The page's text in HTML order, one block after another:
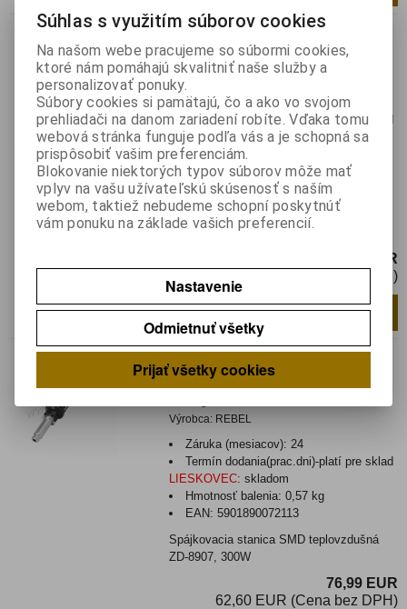
Pájka teplovdušná ZD-8908
Katalógové číslo:
0138273
Výrobca:
Záruka (mesiacov):24
Termín dodania(prac.dni)-platí pre sklad
LIESKOVEC :skladom
Hmotnosť:
Hmotnosť balenia:1,349 kg
EAN: 5901890021104
Spájkovacia stanica na SMD ZD-8908
teplovzdušná
89 EUR
72,36 EUR (Cena bez DPH)
ks Pridať do košíka
Spájkovacia stanica SMD
teplovzdušná ZD-8907 300W
Výrobca: REBEL
Záruka (mesiacov): 24
Termín dodania(prac.dni)-platí pre sklad
LIESKOVEC: skladom
Hmotnosť balenia:0,57 kg
EAN:5901890072113
Spájkovacia stanica SMD teplovzdušná
ZD-8907, 300W
76,99 EUR
62,60 EUR (Cena bez DPH)
Súhlas s využitím súborov cookies
Na našom webe pracujeme so súbormi cookies,
ktoré nám pomáhajú skvalitniť naše služby a
personalizovať ponuky.
Súbory cookies si pamätajú, čo a ako vo svojom
prehliadači na danom zariadení robíte. Vďaka tomu
webová stránka funguje podľa vás a je schopná sa
prispôsobiť vašim preferenciám.
Blokovanie niektorých typov súborov môže mať
vplyv na vašu užívateľskú skúsenosť s naším
webom, taktiež nebudeme schopní poskytnúť
vám ponuku na základe vašich preferencií.
Nastavenie
Odmietnuť všetky
Prijať všetky cookies